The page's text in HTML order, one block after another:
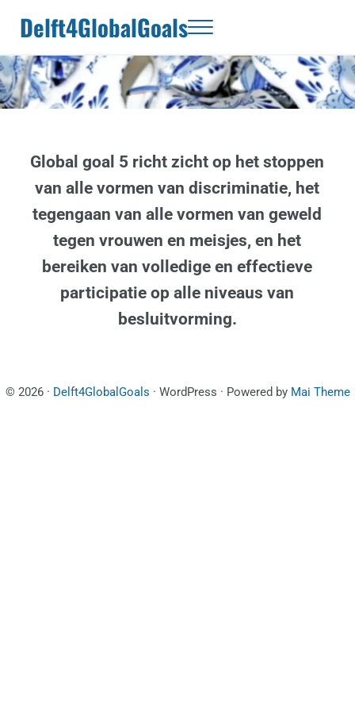
Delft4GlobalGoals Menu
Global goal 5 richt zicht op het stoppen
van alle vormen van discriminatie, het
tegengaan van alle vormen van geweld
tegen vrouwen en meisjes, en het
bereiken van volledige en effectieve
participatie op alle niveaus van
besluitvorming.
© 2026 · Delft4GlobalGoals · WordPress · Powered by Mai Theme